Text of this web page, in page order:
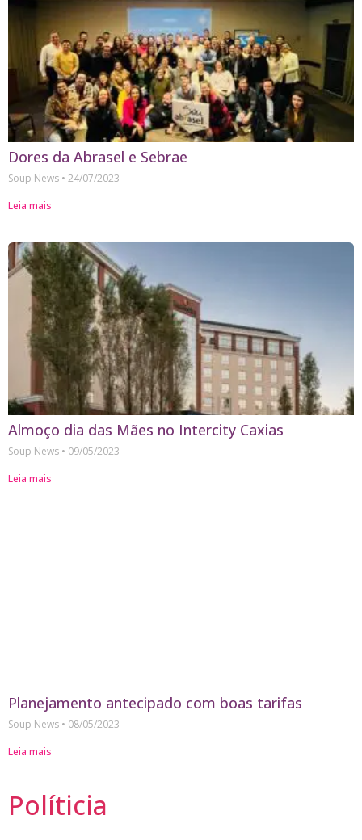
Dores da Abrasel e Sebrae
Soup News
24/07/2023
Leia mais
Almoço dia das Mães no Intercity Caxias
Soup News
09/05/2023
Leia mais
Planejamento antecipado com boas tarifas
Soup News
08/05/2023
Leia mais
Políticia